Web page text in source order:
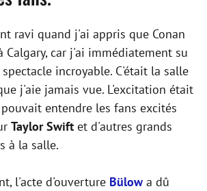
ravi quand j'ai appris que Conan
Calgary, car j'ai immédiatement su
incroyable. C'était la salle
j'aie jamais vue. L'excitation était
entendre les fans excités
Taylor Swift et d'autres grands
à la salle.
l'acte d'ouverture Bülow a dû